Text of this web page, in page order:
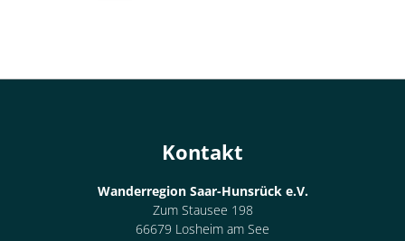
Kontakt
Wanderregion Saar-Hunsrück e.V.
Zum Stausee 198
66679 Losheim am See